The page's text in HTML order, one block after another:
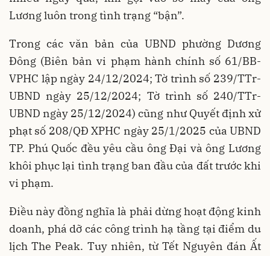
Lương luôn trong tình trạng “bận”.
Trong các văn bản của UBND phường Dương
Đông (Biên bản vi phạm hành chính số 61/BB-
VPHC lập ngày 24/12/2024; Tờ trình số 239/TTr-
UBND ngày 25/12/2024; Tờ trình số 240/TTr-
UBND ngày 25/12/2024) cũng như Quyết định xử
phạt số 208/QĐ XPHC ngày 25/1/2025 của UBND
TP. Phú Quốc đều yêu cầu ông Đại và ông Lương
khôi phục lại tình trạng ban đầu của đất trước khi
vi phạm.
Điều này đồng nghĩa là phải dừng hoạt động kinh
doanh, phá dỡ các công trình hạ tầng tại điểm du
lịch The Peak. Tuy nhiên, từ Tết Nguyên đán Ất